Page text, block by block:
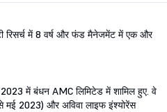
रिसर्च में 8 वर्ष और फंड मैनेजमेंट में एक और
में बंधन AMC लिमिटेड में शामिल हुए. वे
2023) और अविवा लाइफ इंश्योरेंस